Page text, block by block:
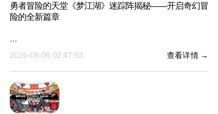
勇者冒险的天堂《梦江湖》迷踪阵揭秘——开启奇幻冒
险的全新篇章
···
2026-08-06 02:47:53
查看详情 →